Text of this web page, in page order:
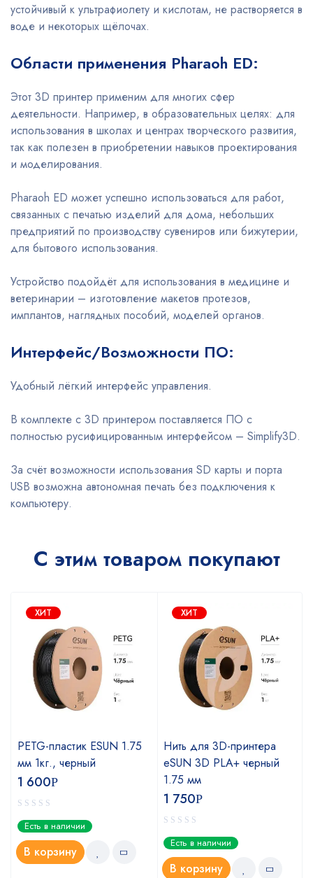
устойчивый к ультрафиолету и кислотам, не растворяется в
воде и некоторых щёлочах.
Области применения Pharaoh ED:
Этот 3D принтер применим для многих сфер
деятельности. Например, в образовательных целях: для
использования в школах и центрах творческого развития,
так как полезен в приобретении навыков проектирования
и моделирования.
Pharaoh ED может успешно использоваться для работ,
связанных с печатью изделий для дома, небольших
предприятий по производству сувениров или бижутерии,
для бытового использования.
Устройство подойдёт для использования в медицине и
ветеринарии – изготовление макетов протезов,
имплантов, наглядных пособий, моделей органов.
Интерфейс/Возможности ПО:
Удобный лёгкий интерфейс управления.
В комплекте с 3D принтером поставляется ПО с
полностью русифицированным интерфейсом – Simplify3D.
За счёт возможности использования SD карты и порта
USB возможна автономная печать без подключения к
компьютеру.
С этим товаром покупают
ХИТ
PETG-пластик ESUN 1.75
мм 1кг., черный
1 600Р
Есть в наличии
В корзину
ХИТ
Нить для 3D-принтера
eSUN 3D PLA+ черный
1.75 мм
1 750Р
Есть в наличии
В корзину